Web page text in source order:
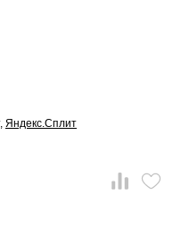
, Яндекс.Сплит